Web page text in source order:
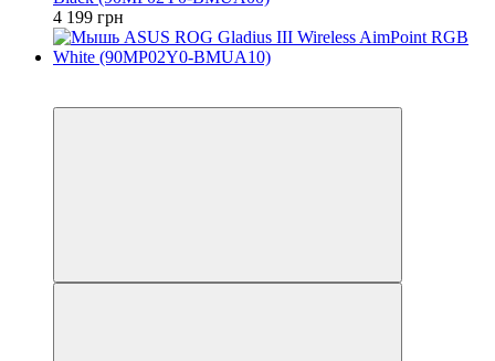
4 199 грн